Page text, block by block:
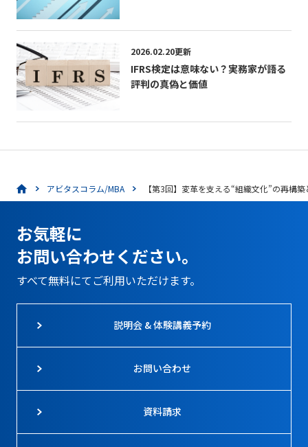
2026.02.20更新
IFRS検定は意味ない？実務家が語る
評判の真偽と価値
アビタスコラム/MBA 【第3回】変革を支える“組織文化”の再
お気軽に
お問い合わせください。
すべて無料にてご利用いただけます。
説明会 & 体験講義予約
お問い合わせ
資料請求